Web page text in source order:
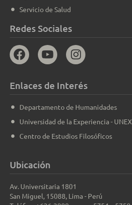
Servicio de Salud
Redes Sociales
Enlaces de Interés
Departamento de Humanidades
Universidad de la Experiencia - UNEX
Centro de Estudios Filosóficos
Ubicación
Av. Universitaria 1801
San Miguel, 15088, Lima - Perú